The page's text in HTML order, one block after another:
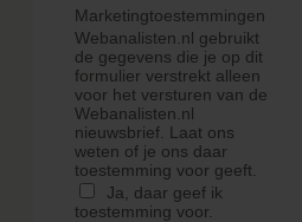
Marketingtoestemmingen
Webanalisten.nl gebruikt
de gegevens die je op dit
formulier verstrekt alleen
voor het versturen van de
Webanalisten.nl
nieuwsbrief. Laat ons
weten of je ons daar
toestemming voor geeft.
Ja, daar geef ik
toestemming voor.